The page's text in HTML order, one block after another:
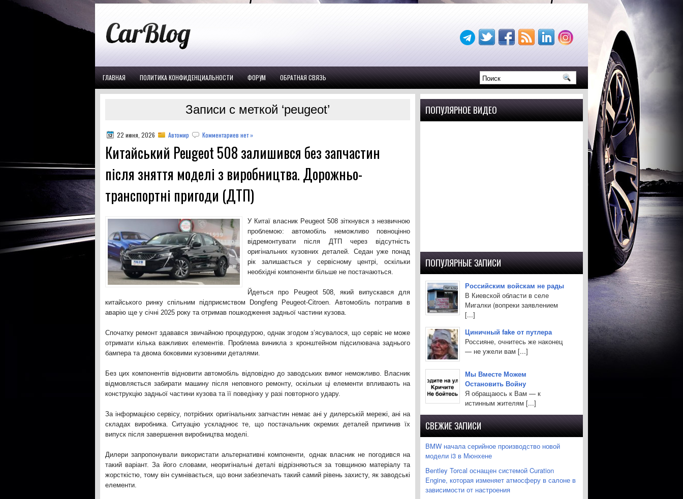
ГЛАВНАЯ ПОЛИТИКА КОНФИДЕНЦИАЛЬНОСТИ ФОРУМ ОБРАТНАЯ СВЯЗЬ
Записи с меткой ‘peugeot’
22 июня, 2026 Автомир Комментариев нет »
Китайський Peugeot 508 залишився без запчастин
після зняття моделі з виробництва. Дорожньо-
транспортні пригоди (ДТП)
У Китаї власник Peugeot 508 зіткнувся з незвичною
проблемою: автомобіль неможливо повноцінно
відремонтувати після ДТП через відсутність
оригінальних кузовних деталей. Седан уже понад
рік залишається у сервісному центрі, оскільки
необхідні компоненти більше не постачаються.
Йдеться про Peugeot 508, який випускався для
китайського ринку спільним підприємством Dongfeng Peugeot-Citroen. Автомобіль потрапив в
аварію ще у січні 2025 року та отримав пошкодження задньої частини кузова.
Спочатку ремонт здавався звичайною процедурою, однак згодом з’ясувалося, що сервіс не може
отримати кілька важливих елементів. Проблема виникла з кронштейном підсилювача заднього
бампера та двома боковими кузовними деталями.
Без цих компонентів відновити автомобіль відповідно до заводських вимог неможливо. Власник
відмовляється забирати машину після неповного ремонту, оскільки ці елементи впливають на
конструкцію задньої частини кузова та її поведінку у разі повторного удару.
За інформацією сервісу, потрібних оригінальних запчастин немає ані у дилерській мережі, ані на
складах виробника. Ситуацію ускладнює те, що постачальник окремих деталей припинив їх
випуск після завершення виробництва моделі.
Дилери запропонували використати альтернативні компоненти, однак власник не погодився на
такий варіант. За його словами, неоригінальні деталі відрізняються за товщиною матеріалу та
жорсткістю, тому він сумнівається, що вони забезпечать такий самий рівень захисту, як заводські
елементи.
ПОПУЛЯРНОЕ ВИДЕО
ПОПУЛЯРНЫЕ ЗАПИСИ
Российским войскам не рады
В Киевской области в селе
Мигалки (вопреки заявлением
[...]
Циничный fake от путлера
Россияне, очнитесь же наконец
— не ужели вам [...]
Мы Вместе Можем
Остановить Войну
Я обращаюсь к Вам — к
истинным жителям [...]
СВЕЖИЕ ЗАПИСИ
BMW начала серийное производство новой
модели i3 в Мюнхене
Bentley Torcal оснащен системой Curation
Engine, которая изменяет атмосферу в салоне в
зависимости от настроения